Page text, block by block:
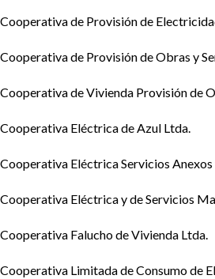
Cooperativa de Provisión de
Cooperativa de Provisión de Obras y
Cooperativa de Vivienda Provisión de
Cooperativa Eléctrica de Azul Ltda.
Cooperativa Eléctrica Servicios
Cooperativa Eléctrica y de Servicios
Cooperativa Falucho de Vivienda Ltda.
Cooperativa Limitada de Consumo de